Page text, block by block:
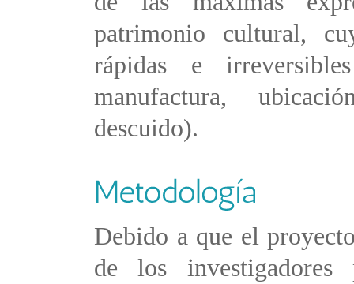
patrimonio cultural,
rápidas e
manufactura,
descuido).
Debido a que el
de los investigadores